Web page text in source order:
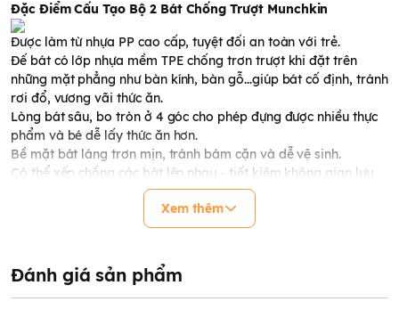
Đặc Điểm Cấu Tạo Bộ 2 Bát Chống Trượt Munchkin
Được làm từ nhựa PP cao cấp, tuyệt đối an toàn với trẻ.
Đế bát có lớp nhựa mềm TPE chống trơn trượt khi đặt trên
những mặt phẳng như bàn kính, bàn gỗ...giúp bát cố định, tránh
rơi đổ, vương vãi thức ăn.
Lòng bát sâu, bo tròn ở 4 góc cho phép đựng được nhiều thực
phẩm và bé dễ lấy thức ăn hơn.
Bề mặt bát láng trơn mịn, tránh bám cặn và dễ vệ sinh.
Có thể xếp chồng các bát lên nhau - tiết kiệm không gian lưu
2 cặp màu sắc hiện đại và bắt mắt giúp bữa ăn trở nên vui vẻ
Lưu Ý Sử Dụng Bộ 2 Bát Chống Trượt Munchkin
Vệ sinh sạch sẽ sản phẩm trước lần sử dụng đầu tiên.
An toàn với lò vi sóng và ngăn trên cùng của máy rửa bát.
Xem thêm
Đánh giá sản phẩm